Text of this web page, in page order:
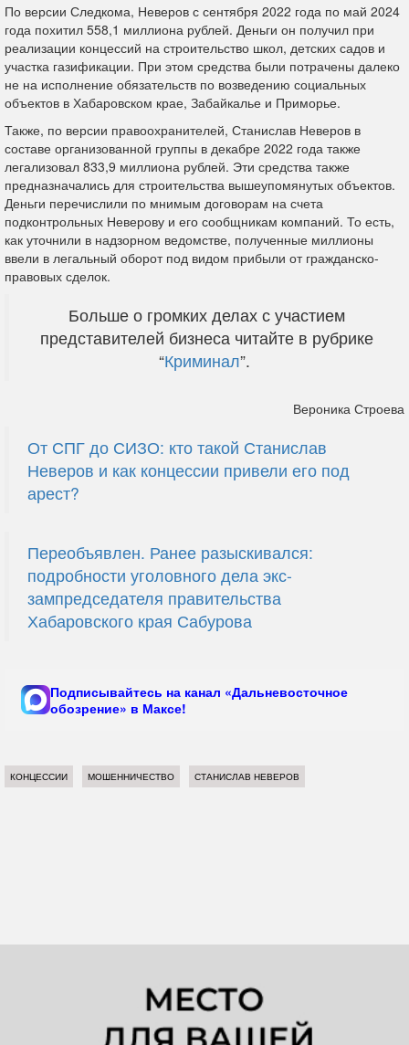
По версии Следкома, Неверов с сентября 2022 года по май 2024
года похитил 558,1 миллиона рублей. Деньги он получил при
реализации концессий на строительство школ, детских садов и
участка газификации. При этом средства были потрачены далеко
не на исполнение обязательств по возведению социальных
объектов в Хабаровском крае, Забайкалье и Приморье.
Также, по версии правоохранителей, Станислав Неверов в
составе организованной группы в декабре 2022 года также
легализовал 833,9 миллиона рублей. Эти средства также
предназначались для строительства вышеупомянутых объектов.
Деньги перечислили по мнимым договорам на счета
подконтрольных Неверову и его сообщникам компаний. То есть,
как уточнили в надзорном ведомстве, полученные миллионы
ввели в легальный оборот под видом прибыли от гражданско-
правовых сделок.
Больше о громких делах с участием
представителей бизнеса читайте в рубрике
“Криминал”.
Вероника Строева
От СПГ до СИЗО: кто такой Станислав
Неверов и как концессии привели его под
арест?
Переобъявлен. Ранее разыскивался:
подробности уголовного дела экс-
зампредседателя правительства
Хабаровского края Сабурова
Подписывайтесь на канал «Дальневосточное
обозрение» в Максе!
КОНЦЕССИИ МОШЕННИЧЕСТВО СТАНИСЛАВ НЕВЕРОВ